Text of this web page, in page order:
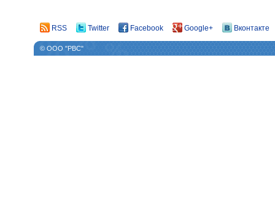
RSS Twitter Facebook Google+ Вконтакте
© ООО "РВС"